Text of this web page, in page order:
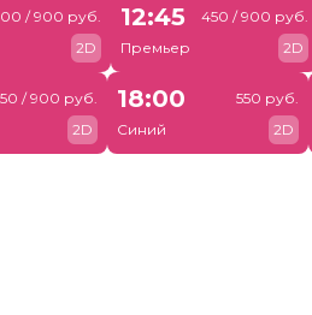
/ 900 руб.
2D
12:45
Премьер
450 / 900 руб.
2D
/ 900 руб.
2D
18:00
Синий
550 руб.
2D